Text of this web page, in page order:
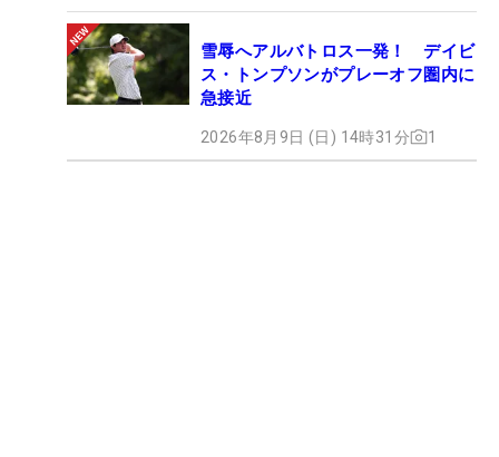
雪辱へアルバトロス一発！ デイビ
ス・トンプソンがプレーオフ圏内に
急接近
2026年8月9日 (日) 14時31分 1